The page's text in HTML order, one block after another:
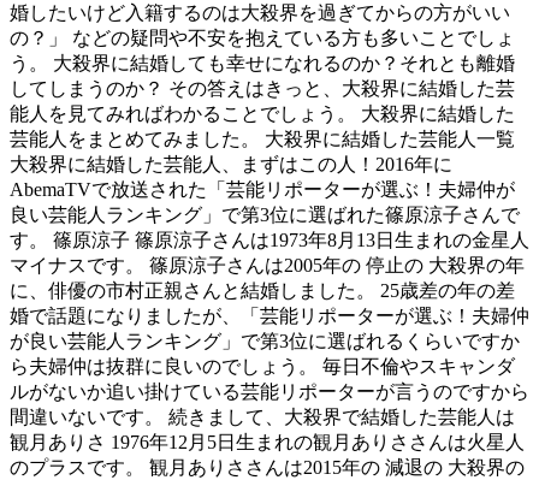
婚したいけど入籍するのは大殺界を過ぎてからの方がいい
の？」 などの疑問や不安を抱えている方も多いことでしょ
う。 大殺界に結婚しても幸せになれるのか？それとも離婚
してしまうのか？ その答えはきっと、大殺界に結婚した芸
能人を見てみればわかることでしょう。 大殺界に結婚した
芸能人をまとめてみました。 大殺界に結婚した芸能人一覧
大殺界に結婚した芸能人、まずはこの人！2016年に
AbemaTVで放送された「芸能リポーターが選ぶ！夫婦仲が
良い芸能人ランキング」で第3位に選ばれた篠原涼子さんで
す。 篠原涼子 篠原涼子さんは1973年8月13日生まれの金星人
マイナスです。 篠原涼子さんは2005年の 停止の 大殺界の年
に、俳優の市村正親さんと結婚しました。 25歳差の年の差
婚で話題になりましたが、「芸能リポーターが選ぶ！夫婦仲
が良い芸能人ランキング」で第3位に選ばれるくらいですか
ら夫婦仲は抜群に良いのでしょう。 毎日不倫やスキャンダ
ルがないか追い掛けている芸能リポーターが言うのですから
間違いないです。 続きまして、大殺界で結婚した芸能人は
観月ありさ 1976年12月5日生まれの観月ありささんは火星人
のプラスです。 観月ありささんは2015年の 減退の 大殺界の